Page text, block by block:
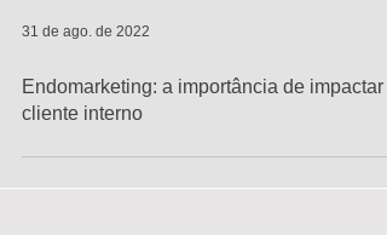
31 de ago. de 2022
Endomarketing: a importância de impactar
cliente interno